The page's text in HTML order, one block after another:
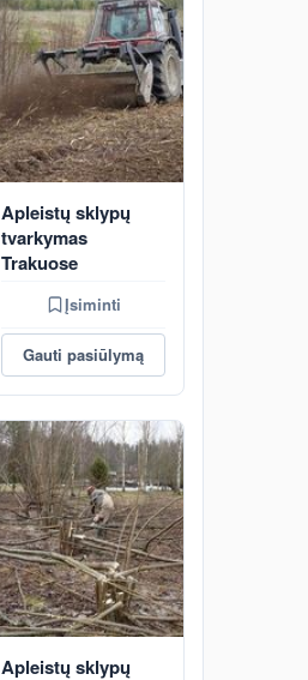
Apleistų sklypų
tvarkymas
Trakuose
Įsiminti
Gauti pasiūlymą
Apleistų sklypų